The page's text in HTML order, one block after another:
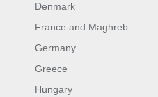
Denmark
France and Maghreb
Germany
Greece
Hungary